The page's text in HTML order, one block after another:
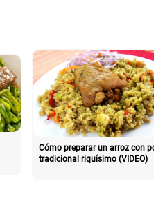
Cómo preparar un arroz con pollo
tradicional riquísimo (VIDEO)